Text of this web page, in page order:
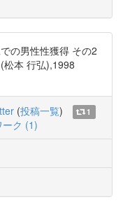
の男性性獲得 その2
松本 行弘),1998
(投稿一覧)
1
ーク (1)